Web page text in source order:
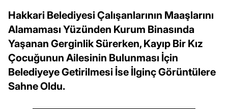
Hakkari Belediyesi Çalışanlarının Maaşlarını
Alamaması Yüzünden Kurum Binasında
Yaşanan Gerginlik Sürerken, Kayıp Bir Kız
Çocuğunun Ailesinin Bulunması İçin
Belediyeye Getirilmesi İse İlginç Görüntülere
Sahne Oldu.